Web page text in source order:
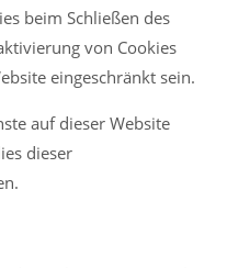
beim Schließen des
von Cookies
eingeschränkt sein.
auf dieser Website
dieser